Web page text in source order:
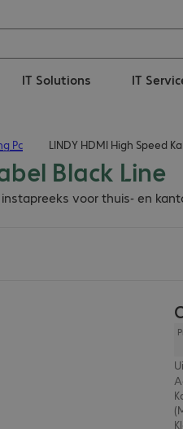
IT Solutions IT
Pc LINDY HDMI High Speed
Black Line
voor thuis- en